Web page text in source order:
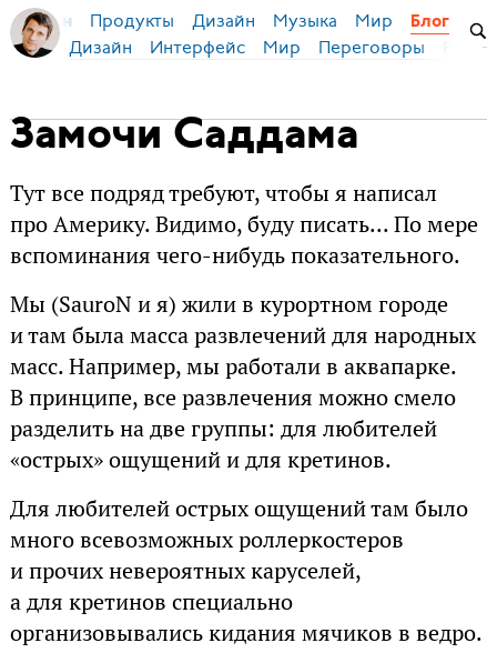
Бирман Продукты Дизайн Музыка Мир Блог
Дизайн Интерфейс Мир Переговоры
Замочи Саддама
Тут все подряд требуют, чтобы я написал
про Америку. Видимо, буду писать... По мере
вспоминания чего-нибудь показательного.
Мы (SauroN и я) жили в курортном городе
и там была масса развлечений для народных
масс. Например, мы работали в аквапарке.
В принципе, все развлечения можно смело
разделить на две группы: для любителей
«острых» ощущений и для кретинов.
Для любителей острых ощущений там было
много всевозможных роллеркостеров
и прочих невероятных каруселей,
а для кретинов специально
организовывались кидания мячиков в ведро.